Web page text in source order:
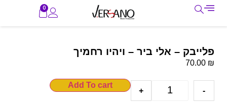
0
פלייבק – אלי ביר – ויהיו רחמיך
70.00 ₪
-
+
Add To cart